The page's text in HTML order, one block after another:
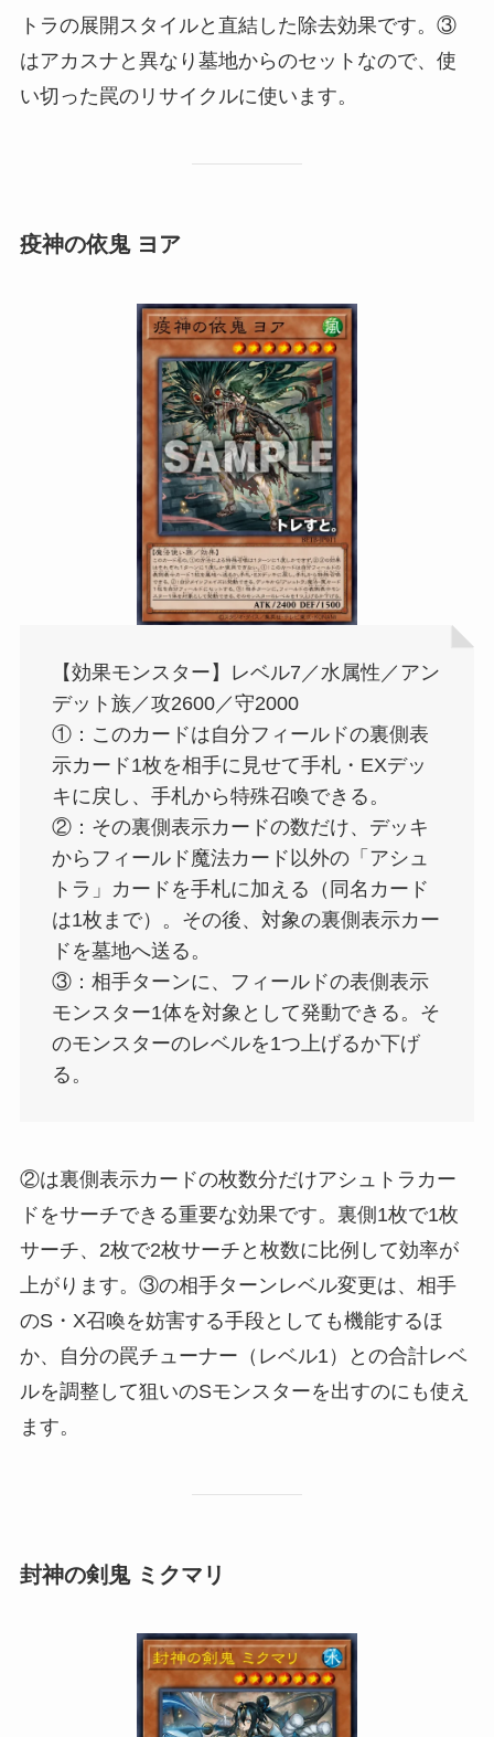
トラの展開スタイルと直結した除去効果です。③
はアカスナと異なり墓地からのセットなので、使
い切った罠のリサイクルに使います。
疫神の依鬼 ヨア
【効果モンスター】レベル7／水属性／アン
デット族／攻2600／守2000
①：このカードは自分フィールドの裏側表
示カード1枚を相手に見せて手札・EXデッ
キに戻し、手札から特殊召喚できる。
②：その裏側表示カードの数だけ、デッキ
からフィールド魔法カード以外の「アシュ
トラ」カードを手札に加える（同名カード
は1枚まで）。その後、対象の裏側表示カー
ドを墓地へ送る。
③：相手ターンに、フィールドの表側表示
モンスター1体を対象として発動できる。そ
のモンスターのレベルを1つ上げるか下げ
る。
②は裏側表示カードの枚数分だけアシュトラカー
ドをサーチできる重要な効果です。裏側1枚で1枚
サーチ、2枚で2枚サーチと枚数に比例して効率が
上がります。③の相手ターンレベル変更は、相手
のS・X召喚を妨害する手段としても機能するほ
か、自分の罠チューナー（レベル1）との合計レベ
ルを調整して狙いのSモンスターを出すのにも使え
ます。
封神の剣鬼 ミクマリ